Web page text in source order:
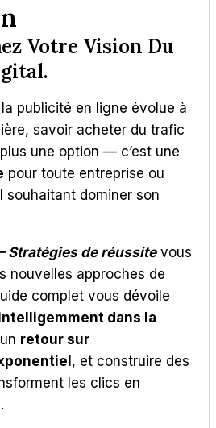
Votre Vision Du
publicité en ligne évolue à
savoir acheter du trafic
une option — c’est une
pour toute entreprise ou
souhaitant dominer son
Stratégies de réussitevous
nouvelles approches de
complet vous dévoile
dans la
retour sur
, et construire des
les clics en